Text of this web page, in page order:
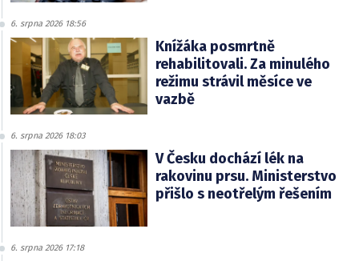
6. srpna 2026 18:56
Knížáka posmrtně
rehabilitovali. Za minulého
režimu strávil měsíce ve
vazbě
6. srpna 2026 18:03
V Česku dochází lék na
rakovinu prsu. Ministerstvo
přišlo s neotřelým řešením
6. srpna 2026 17:18